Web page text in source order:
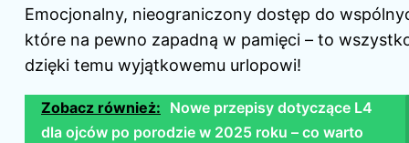
Emocjonalny, nieograniczony dostęp do
które na pewno zapadną w pamięci – to
dzięki temu wyjątkowemu urlopowi!
Zobacz również: Nowe przepisy dotyczące L4
dla ojców po porodzie w 2025 roku – co warto